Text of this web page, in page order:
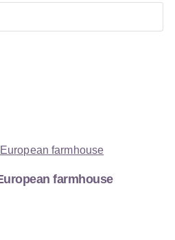
farmhouse